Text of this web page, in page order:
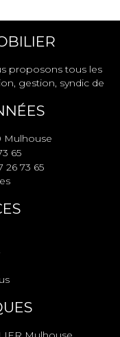
proposons tous les
gestion, syndic de
Mulhouse
65
26 73 65